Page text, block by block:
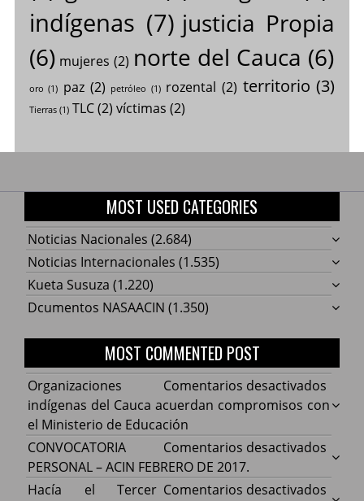
indígenas (7) justicia Propia
(6) mujeres (2) norte del Cauca (6)
oro (1) paz (2) petróleo (1) rozental (2) territorio (3)
Tierras(1) TLC(2) víctimas (2)
MOST USED CATEGORIES
Noticias Nacionales (2.684)
Noticias Internacionales (1.535)
Kueta Susuza (1.220)
Dcumentos NASAACIN (1.350)
MOST COMMENTED POST
Comentarios desactivados
Cauca
Organizaciones
indígenas del Cauca acuerdan compromisos con
el Ministerio de Educación
Comentarios desactivados
CONVOCATORIA
PERSONAL – ACIN FEBRERO DE 2017.
Comentarios desactivados
Hacía el Tercer